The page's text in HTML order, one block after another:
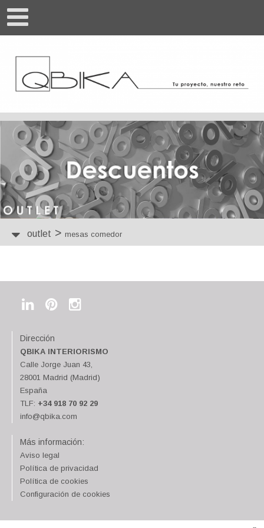
outlet > mesas comedor
Dirección
QBIKA INTERIORISMO
Calle Jorge Juan 43,
28001 Madrid (Madrid)
España
TLF: +34 918 70 92 29
info@qbika.com
Más información:
Aviso legal
Política de privacidad
Política de cookies
Configuración de cookies